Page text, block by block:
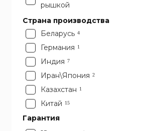
рышкой
Страна производства
Беларусь 4
Германия 1
Индия 7
Иран\Япония 2
Казахстан 1
Китай 15
Россия
Гарантия